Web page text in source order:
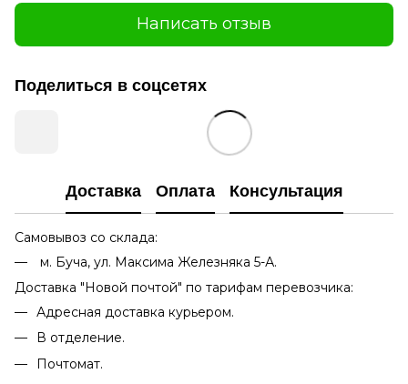
Написать отзыв
Поделиться в соцсетях
Доставка Оплата Консультация
Самовывоз со склада:
м. Буча, ул. Максима Железняка 5-А.
Доставка "Новой почтой" по тарифам перевозчика:
Адресная доставка курьером.
В отделение.
Почтомат.